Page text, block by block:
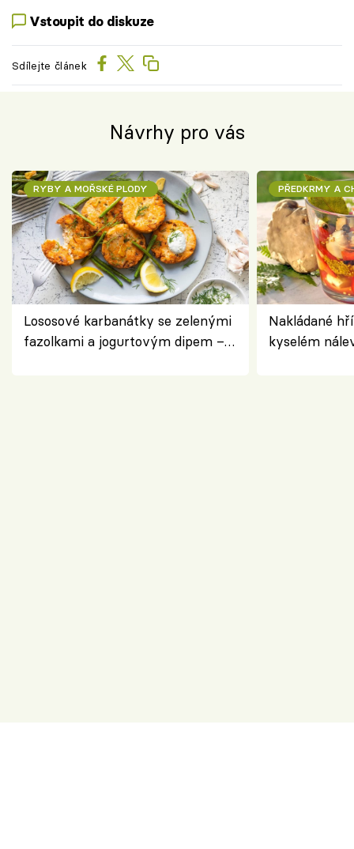
Vstoupit do diskuze
Sdílejte článek
Návrhy pro vás
RYBY A MOŘSKÉ PLODY
Lososové karbanátky se zelenými
fazolkami a jogurtovým dipem –
PŘEDKRMY A
Nakládané
kyselém